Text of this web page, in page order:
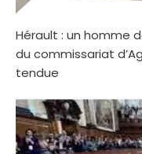
Hérault : un homme
du commissariat
tendue